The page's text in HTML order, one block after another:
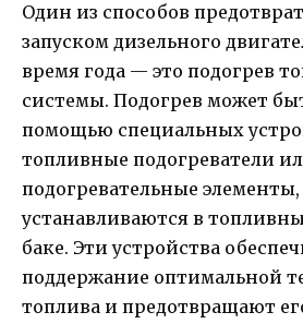
Один из способов
запуском дизельного
время года — это подогрев
системы. Подогрев может
помощью специальных
топливные подогреватели
подогревательные
устанавливаются в
баке. Эти устройства
поддержание оптимальной
топлива и предотвращают